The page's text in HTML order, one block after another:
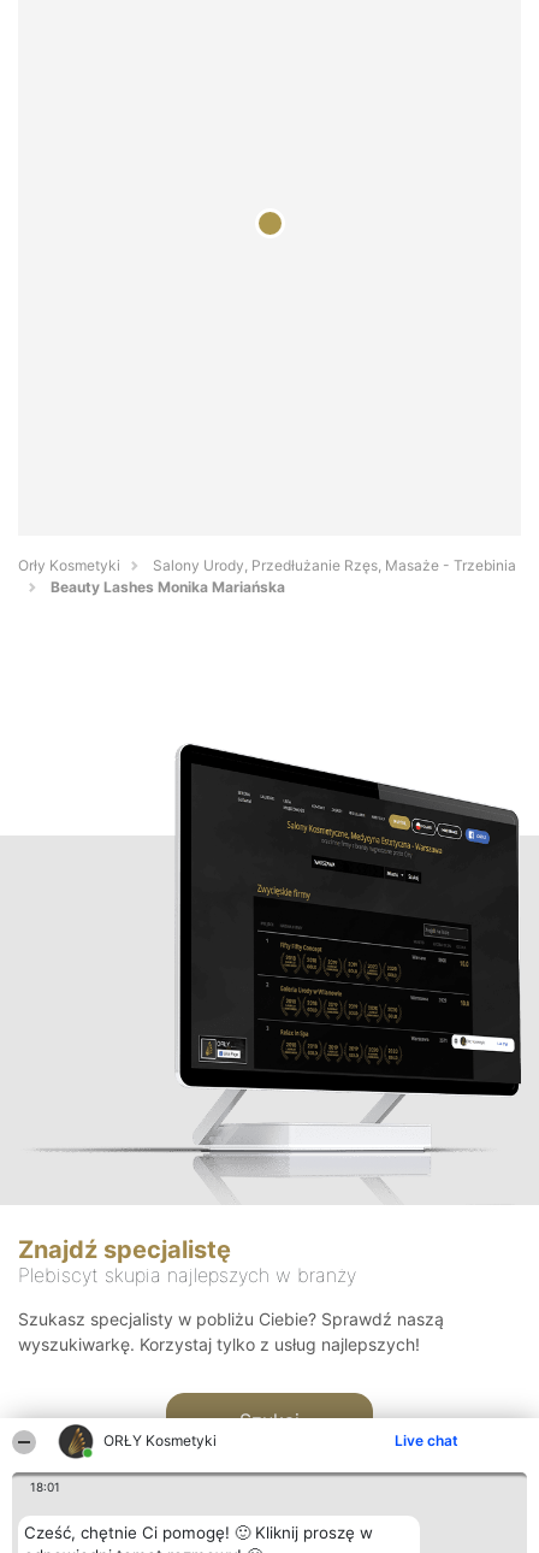
ORŁY Kosmetyki Live chat
18:01
Cześć, chętnie Ci pomogę! 🙂 Kliknij proszę w
Orły Kosmetyki
Salony Urody, Przedłużanie Rzęs, Masaże - Trzebinia
Beauty Lashes Monika Mariańska
Znajdź specjalistę
Plebiscyt skupia najlepszych w branży
Szukasz specjalisty w pobliżu Ciebie? Sprawdź naszą
wyszukiwarkę. Korzystaj tylko z usług najlepszych!
Szukaj